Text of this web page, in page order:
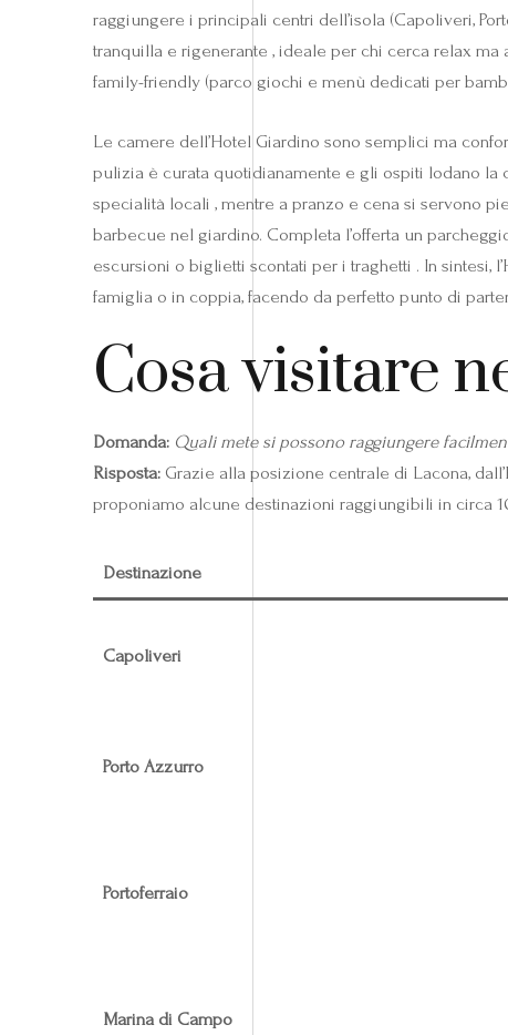
raggiungere i principali centri dell’isola (Capoliveri,
tranquilla e rigenerante , ideale per chi cerca relax
family-friendly (parco giochi e menù dedicati per
Le camere dell’Hotel Giardino sono semplici ma
pulizia è curata quotidianamente e gli ospiti lodano la
specialità locali , mentre a pranzo e cena si servono
barbecue nel giardino. Completa l’offerta un
escursioni o biglietti scontati per i traghetti . In sintesi,
famiglia o in coppia, facendo da perfetto punto di
Cosa visitare
Domanda: Quali mete si possono raggiungere
Risposta: Grazie alla posizione centrale di Lacona,
proponiamo alcune destinazioni raggiungibili in circa
Destinazione
Capoliveri
Porto Azzurro
Portoferraio
Marina di Campo